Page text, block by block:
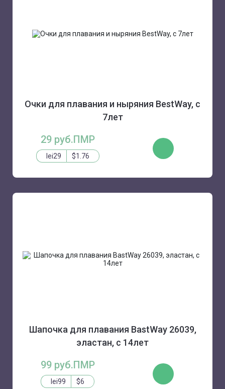
Очки для плавания и ныряния BestWay, с
7лет
29 руб.ПМР
lei29 $1.76
КУПИТЬ
Шапочка для плавания BastWay 26039,
эластан, с 14лет
99 руб.ПМР
lei99 $6
КУПИТЬ